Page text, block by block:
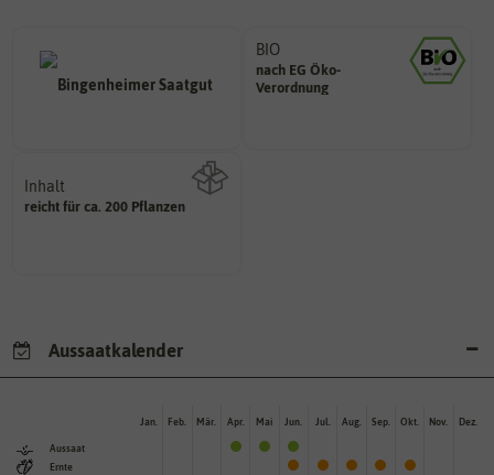
BIO
nach EG Öko-
Verordnung
den Richtlinien der biologischen
Landwirtschaft arbeiten.
Inhalt
reicht für ca. 200 Pflanzen
Wie viel ist enthalten
Aussaatkalender
Aussaat
Ernte
Jan. Feb. Mär. Apr. Mai Jun. Jul. Aug. Sep. Okt. Nov. Dez.